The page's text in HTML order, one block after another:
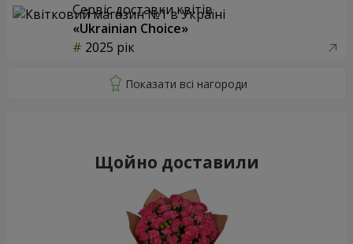
Сервіс доставки квітів
«Ukrainian Choice»
2025 рік
Щойно доставили